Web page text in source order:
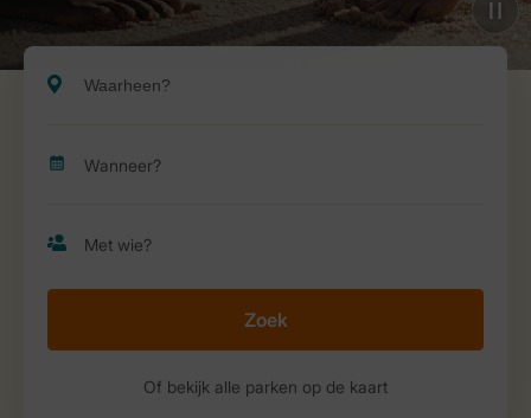
Zoek
Of bekijk alle parken op de kaart